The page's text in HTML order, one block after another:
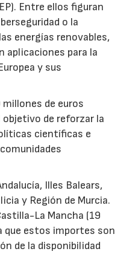
Entre ellos figuran
o la
energías renovables,
aplicaciones para la
y sus
de euros
de reforzar la
científicas e
Illes Balears,
y Región de Murcia.
La Mancha (19
que estos importes son
de la disponibilidad